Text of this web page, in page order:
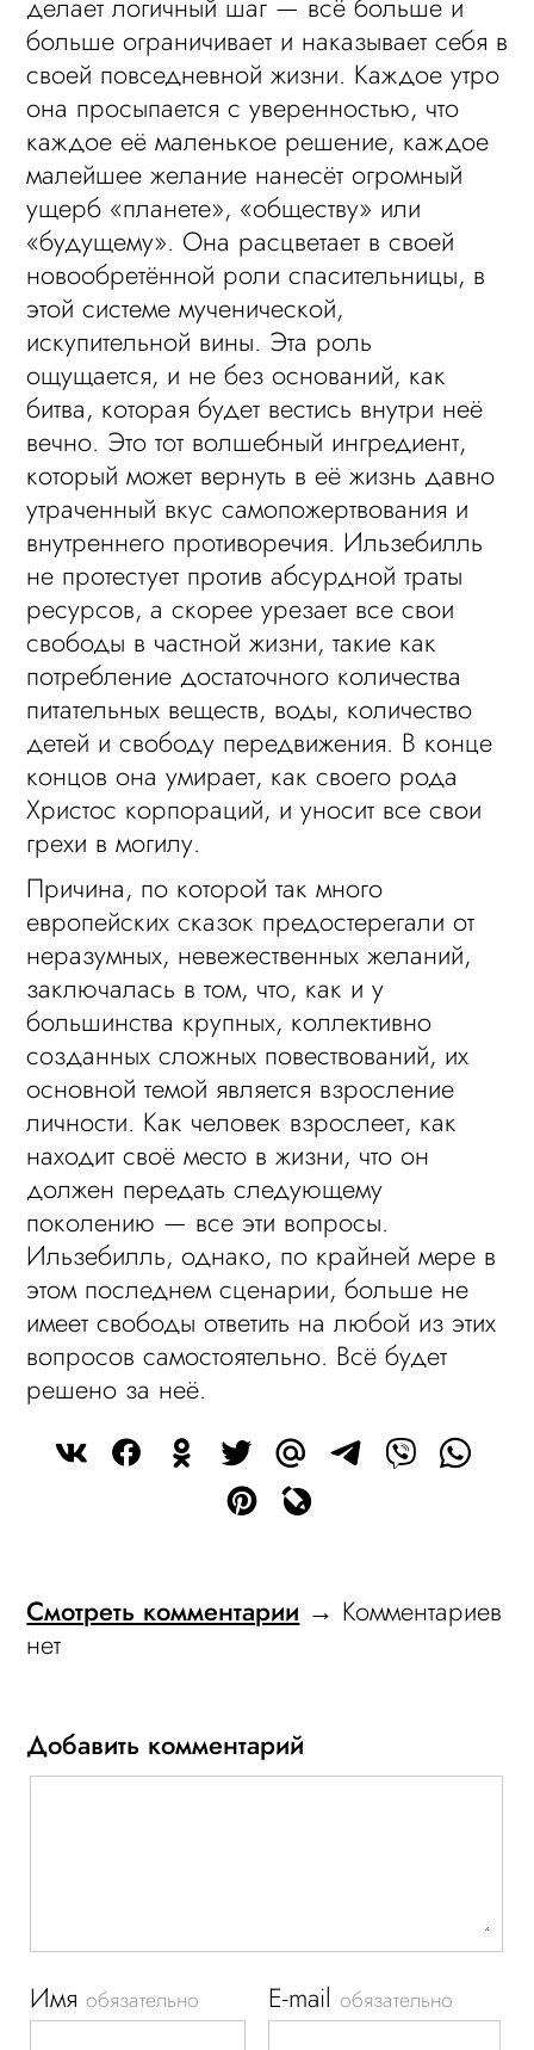
больше ограничивает и наказывает себя в
своей повседневной жизни. Каждое утро
она просыпается с уверенностью, что
каждое её маленькое решение, каждое
малейшее желание нанесёт огромный
ущерб «планете», «обществу» или
«будущему». Она расцветает в своей
новообретённой роли спасительницы, в
этой системе мученической,
искупительной вины. Эта роль
ощущается, и не без оснований, как
битва, которая будет вестись внутри неё
вечно. Это тот волшебный ингредиент,
который может вернуть в её жизнь давно
утраченный вкус самопожертвования и
внутреннего противоречия. Ильзебилль
не протестует против абсурдной траты
ресурсов, а скорее урезает все свои
свободы в частной жизни, такие как
потребление достаточного количества
питательных веществ, воды, количество
детей и свободу передвижения. В конце
концов она умирает, как своего рода
Христос корпораций, и уносит все свои
грехи в могилу.
Причина, по которой так много
европейских сказок предостерегали от
неразумных, невежественных желаний,
заключалась в том, что, как и у
большинства крупных, коллективно
созданных сложных повествований, их
основной темой является взросление
личности. Как человек взрослеет, как
находит своё место в жизни, что он
должен передать следующему
поколению — все эти вопросы.
Ильзебилль, однако, по крайней мере в
этом последнем сценарии, больше не
имеет свободы ответить на любой из этих
вопросов самостоятельно. Всё будет
решено за неё.
Смотреть комментарии → Комментариев
нет
Добавить комментарий
Имяобязательно E-mailобязательно